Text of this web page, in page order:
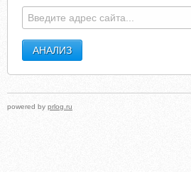
powered by prlog.ru